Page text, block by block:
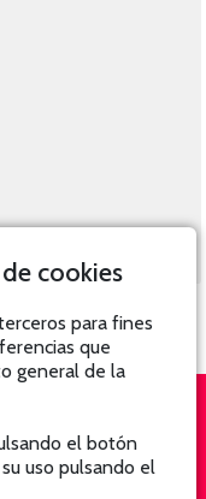
cookies
para fines
que
general de la
el botón
uso pulsando el